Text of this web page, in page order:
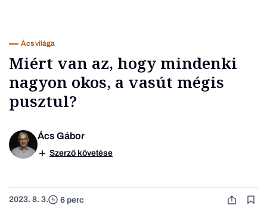
Ács világa
Miért van az, hogy mindenki
nagyon okos, a vasút mégis
pusztul?
Ács Gábor
Szerző követése
2023. 8. 3. 6 perc